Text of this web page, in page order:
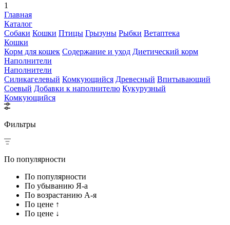
1
Главная
Каталог
Собаки Кошки Птицы Грызуны Рыбки Ветаптека
Кошки
Корм для кошек Содержание и уход Диетический корм
Наполнители
Наполнители
Силикагелевый Комкующийся Древесный Впитывающий
Соевый Добавки к наполнителю Кукурузный
Комкующийся
Фильтры
По популярности
По популярности
По убыванию Я-а
По возрастанию А-я
По цене ↑
По цене ↓